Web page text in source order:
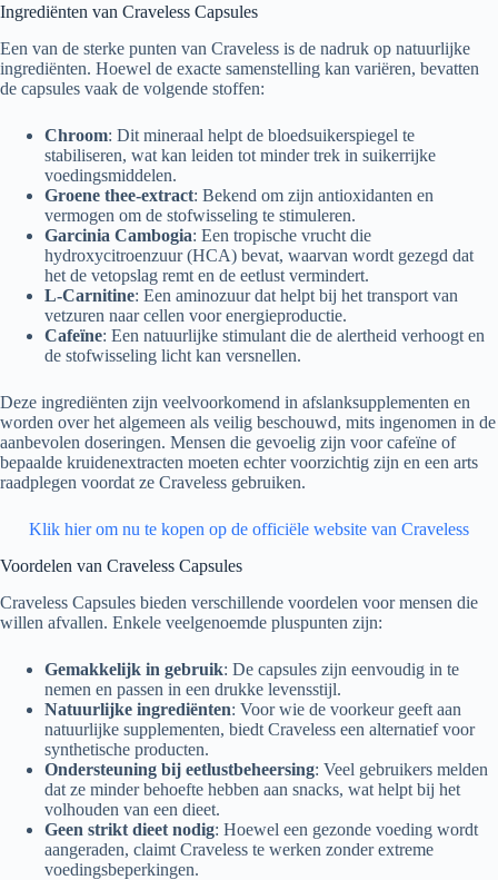
Ingrediënten van Craveless Capsules
Een van de sterke punten van Craveless is de nadruk op natuurlijke
ingrediënten. Hoewel de exacte samenstelling kan variëren, bevatten
de capsules vaak de volgende stoffen:
Chroom: Dit mineraal helpt de bloedsuikerspiegel te
stabiliseren, wat kan leiden tot minder trek in suikerrijke
voedingsmiddelen.
Groene thee-extract: Bekend om zijn antioxidanten en
vermogen om de stofwisseling te stimuleren.
Garcinia Cambogia: Een tropische vrucht die
hydroxycitroenzuur (HCA) bevat, waarvan wordt gezegd dat
het de vetopslag remt en de eetlust vermindert.
L-Carnitine: Een aminozuur dat helpt bij het transport van
vetzuren naar cellen voor energieproductie.
Cafeïne: Een natuurlijke stimulant die de alertheid verhoogt en
de stofwisseling licht kan versnellen.
Deze ingrediënten zijn veelvoorkomend in afslanksupplementen en
worden over het algemeen als veilig beschouwd, mits ingenomen in de
aanbevolen doseringen. Mensen die gevoelig zijn voor cafeïne of
bepaalde kruidenextracten moeten echter voorzichtig zijn en een arts
raadplegen voordat ze Craveless gebruiken.
Klik hier om nu te kopen op de officiële website van Craveless
Voordelen van Craveless Capsules
Craveless Capsules bieden verschillende voordelen voor mensen die
willen afvallen. Enkele veelgenoemde pluspunten zijn:
Gemakkelijk in gebruik: De capsules zijn eenvoudig in te
nemen en passen in een drukke levensstijl.
Natuurlijke ingrediënten: Voor wie de voorkeur geeft aan
natuurlijke supplementen, biedt Craveless een alternatief voor
synthetische producten.
Ondersteuning bij eetlustbeheersing: Veel gebruikers melden
dat ze minder behoefte hebben aan snacks, wat helpt bij het
volhouden van een dieet.
Geen strikt dieet nodig: Hoewel een gezonde voeding wordt
aangeraden, claimt Craveless te werken zonder extreme
voedingsbeperkingen.